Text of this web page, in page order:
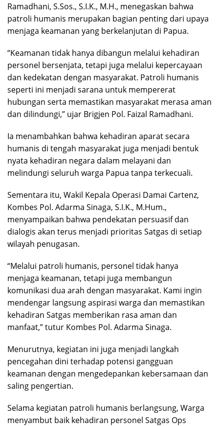
Ramadhani, S.Sos., S.I.K., M.H., menegaskan bahwa
patroli humanis merupakan bagian penting dari upaya
menjaga keamanan yang berkelanjutan di Papua.
“Keamanan tidak hanya dibangun melalui kehadiran
personel bersenjata, tetapi juga melalui kepercayaan
dan kedekatan dengan masyarakat. Patroli humanis
seperti ini menjadi sarana untuk mempererat
hubungan serta memastikan masyarakat merasa aman
dan dilindungi,” ujar Brigjen Pol. Faizal Ramadhani.
Ia menambahkan bahwa kehadiran aparat secara
humanis di tengah masyarakat juga menjadi bentuk
nyata kehadiran negara dalam melayani dan
melindungi seluruh warga Papua tanpa terkecuali.
Sementara itu, Wakil Kepala Operasi Damai Cartenz,
Kombes Pol. Adarma Sinaga, S.I.K., M.Hum.,
menyampaikan bahwa pendekatan persuasif dan
dialogis akan terus menjadi prioritas Satgas di setiap
wilayah penugasan.
“Melalui patroli humanis, personel tidak hanya
menjaga keamanan, tetapi juga membangun
komunikasi dua arah dengan masyarakat. Kami ingin
mendengar langsung aspirasi warga dan memastikan
kehadiran Satgas memberikan rasa aman dan
manfaat,” tutur Kombes Pol. Adarma Sinaga.
Menurutnya, kegiatan ini juga menjadi langkah
pencegahan dini terhadap potensi gangguan
keamanan dengan mengedepankan kebersamaan dan
saling pengertian.
Selama kegiatan patroli humanis berlangsung, Warga
menyambut baik kehadiran personel Satgas Ops